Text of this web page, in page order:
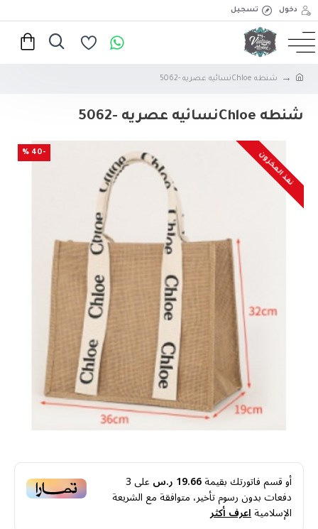
دخول تسجيل
شنطه Chloeنسائيه عصريه -5062
شنطه Chloeنسائيه عصريه -5062
-40 % نفذ المخزون
أو قسم فاتورتك بقيمة19.66 ر.س على3
دفعات بدون رسوم تأخير، متوافقة مع الشريعة
الإسلاميةاعرف أكثر